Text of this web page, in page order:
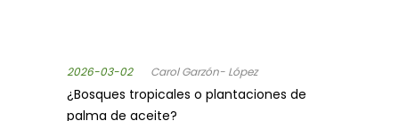
2026-03-02 Carol Garzón- López
¿Bosques tropicales o plantaciones de
palma de aceite?